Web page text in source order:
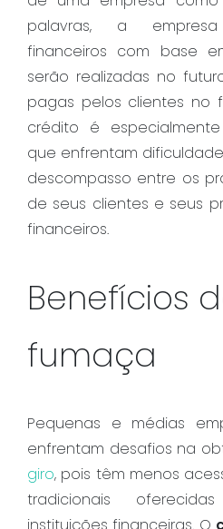
palavras, a
financeiros com base
serão realizadas no
pagas pelos clientes no
crédito é
que enfrentam
descompasso entre os
de seus clientes e seus
financeiros.
Benefícios
fumaça
Pequenas e médias
enfrentam desafios na
giro, pois têm menos
tradicionais